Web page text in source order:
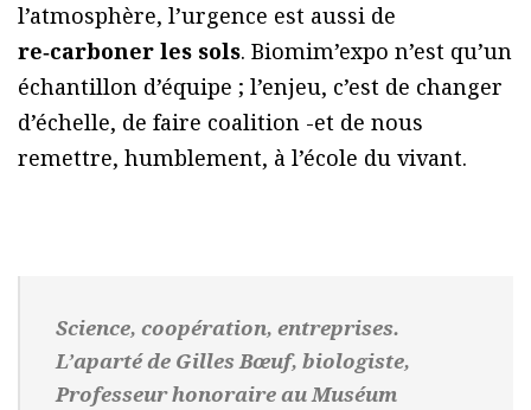
l’atmosphère, l’urgence est aussi de
re‑carboner les sols. Biomim’expo n’est qu’un
échantillon d’équipe ; l’enjeu, c’est de changer
d’échelle, de faire coalition -et de nous
remettre, humblement, à l’école du vivant.
Science, coopération, entreprises.
L’aparté de Gilles Bœuf, biologiste,
Professeur honoraire au Muséum